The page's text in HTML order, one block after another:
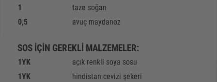
1
taze soğan
0,5
avuç maydanoz
SOS IÇIN GEREKLI MALZEMELER:
1YK
açık renkli soya sosu
1YK
hindistan cevizi şekeri